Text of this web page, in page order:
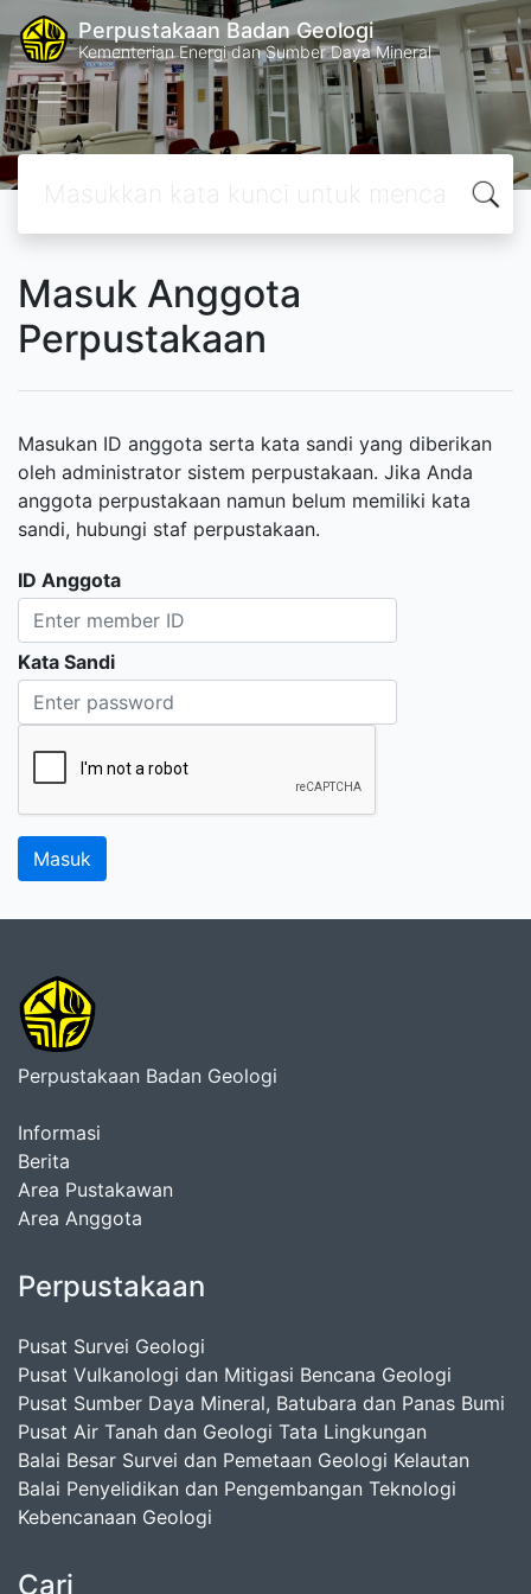
Perpustakaan Badan Geologi
Kementerian Energi dan Sumber Daya Mineral
Masuk Anggota
Perpustakaan
Masukan ID anggota serta kata sandi yang diberikan
oleh administrator sistem perpustakaan. Jika Anda
anggota perpustakaan namun belum memiliki kata
sandi, hubungi staf perpustakaan.
ID Anggota
Kata Sandi
Perpustakaan Badan Geologi
Informasi
Berita
Area Pustakawan
Area Anggota
Perpustakaan
Pusat Survei Geologi
Pusat Vulkanologi dan Mitigasi Bencana Geologi
Pusat Sumber Daya Mineral, Batubara dan Panas Bumi
Pusat Air Tanah dan Geologi Tata Lingkungan
Balai Besar Survei dan Pemetaan Geologi Kelautan
Balai Penyelidikan dan Pengembangan Teknologi
Kebencanaan Geologi
Cari